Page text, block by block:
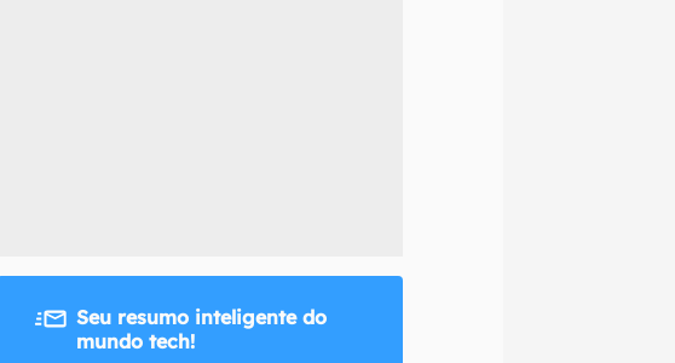
do Canaltech.
Seu resumo inteligente do
mundo tech!